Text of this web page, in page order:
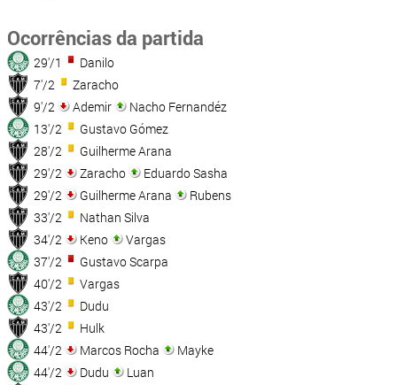
Ocorrências da partida
29'/1
Danilo
7'/2
Zaracho
9'/2
Ademir
Nacho Fernandéz
13'/2
Gustavo Gómez
28'/2
Guilherme Arana
29'/2
Zaracho
Eduardo Sasha
29'/2
Guilherme Arana
Rubens
33'/2
Nathan Silva
34'/2
Keno
Vargas
37'/2
Gustavo Scarpa
40'/2
Vargas
43'/2
Dudu
43'/2
Hulk
44'/2
Marcos Rocha
Mayke
44'/2
Dudu
Luan